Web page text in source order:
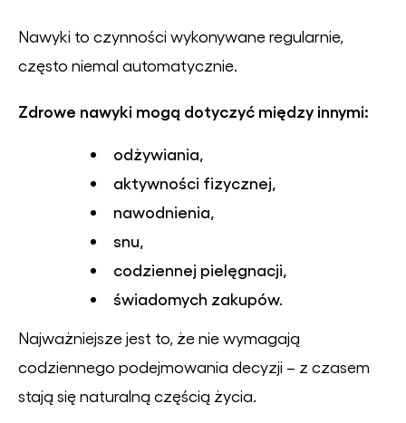
Nawyki to czynności wykonywane regularnie,
często niemal automatycznie.
Zdrowe nawyki mogą dotyczyć między innymi:
odżywiania,
aktywności fizycznej,
nawodnienia,
snu,
codziennej pielęgnacji,
świadomych zakupów.
Najważniejsze jest to, że nie wymagają
codziennego podejmowania decyzji – z czasem
stają się naturalną częścią życia.